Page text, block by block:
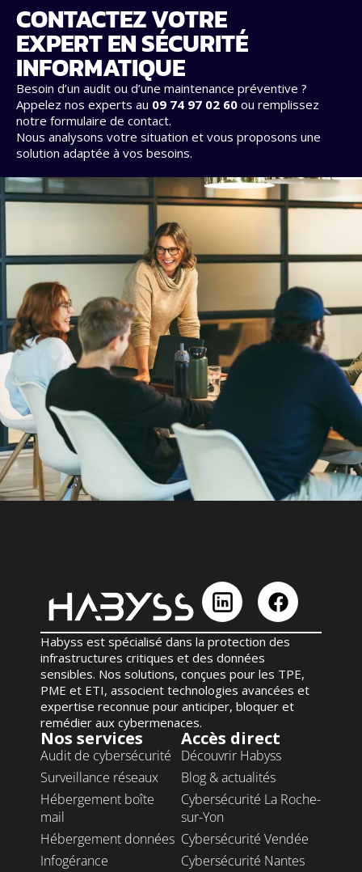
CONTACTEZ VOTRE
EXPERT EN SÉCURITÉ
INFORMATIQUE
Besoin d’un audit ou d’une maintenance préventive ?
Appelez nos experts au 09 74 97 02 60 ou remplissez
notre formulaire de contact.
Nous analysons votre situation et vous proposons une
solution adaptée à vos besoins.
Habyss est spécialisé dans la protection des
infrastructures critiques et des données
sensibles. Nos solutions, conçues pour les TPE,
PME et ETI, associent technologies avancées et
expertise reconnue pour anticiper, bloquer et
remédier aux cybermenaces.
Nos services
Audit de cybersécurité
Surveillance réseaux
Hébergement boîte
mail
Hébergement données
Infogérance
Accès direct
Découvrir Habyss
Blog & actualités
Cybersécurité La Roche-
sur-Yon
Cybersécurité Vendée
Cybersécurité Nantes